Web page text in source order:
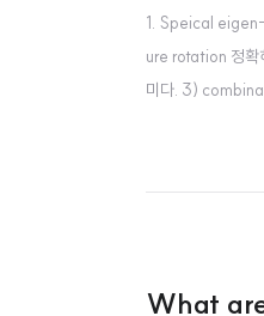
1. Speical
ure rotation 정확
미다. 3)
What